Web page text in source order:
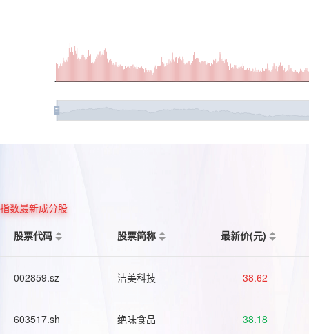
指数最新成分股
股票代码
股票简称 最新价(元)
002859.sz 洁美科技 38.62
603517.sh 绝味食品 38.18